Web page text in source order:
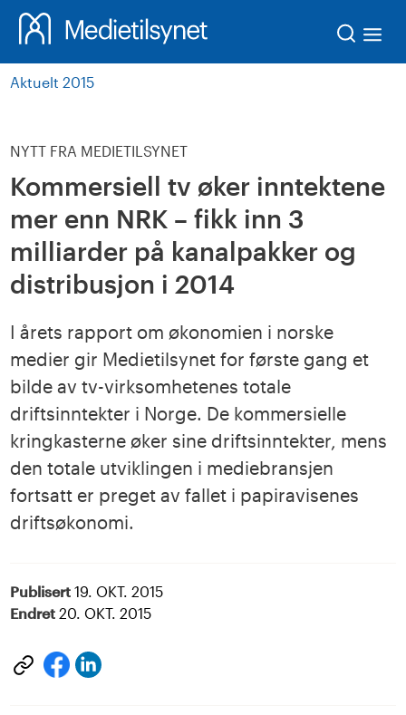
Aktuelt 2015
NYTT FRA MEDIETILSYNET
Kommersiell tv øker inntektene
mer enn NRK – fikk inn 3
milliarder på kanalpakker og
distribusjon i 2014
I årets rapport om økonomien i norske
medier gir Medietilsynet for første gang et
bilde av tv-virksomhetenes totale
driftsinntekter i Norge. De kommersielle
kringkasterne øker sine driftsinntekter, mens
den totale utviklingen i mediebransjen
fortsatt er preget av fallet i papiravisenes
driftsøkonomi.
Publisert 19. OKT. 2015
Endret 20. OKT. 2015
Del Del